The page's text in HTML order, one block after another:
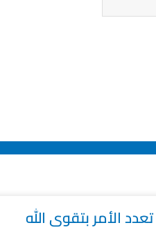
تعدد الأمر بتقوى الله